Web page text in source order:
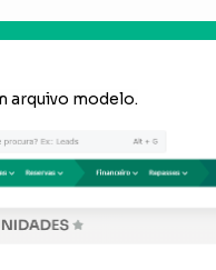
arquivo modelo.